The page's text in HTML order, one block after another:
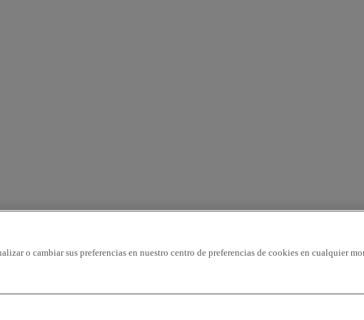
o cambiar sus preferencias en nuestro centro de preferencias de cookies en cualquier